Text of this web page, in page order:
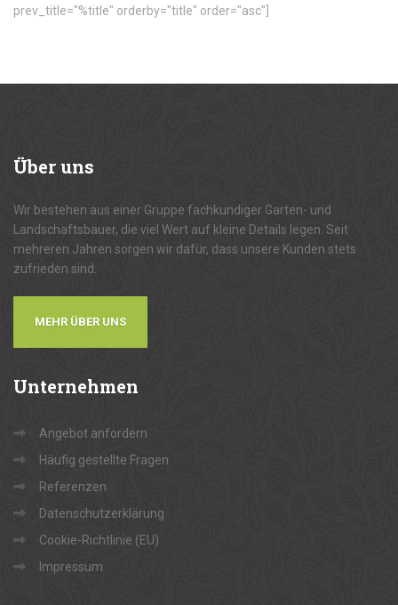
prev_title="%title" orderby="title" order="asc"]
Überuns
Wir bestehen aus einer Gruppe fachkundiger Garten- und
Landschaftsbauer, die viel Wert auf kleine Details legen. Seit
mehreren Jahren sorgen wir dafür, dass unsere Kunden stets
zufrieden sind.
MEHR ÜBER UNS
Unternehmen
Angebot anfordern
Häufig gestellte Fragen
Referenzen
Datenschutzerklärung
Cookie-Richtlinie (EU)
Impressum